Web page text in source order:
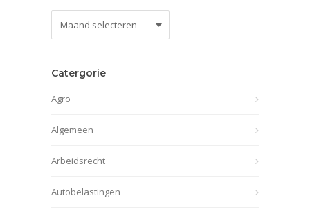
Catergorie
Agro
Algemeen
Arbeidsrecht
Autobelastingen